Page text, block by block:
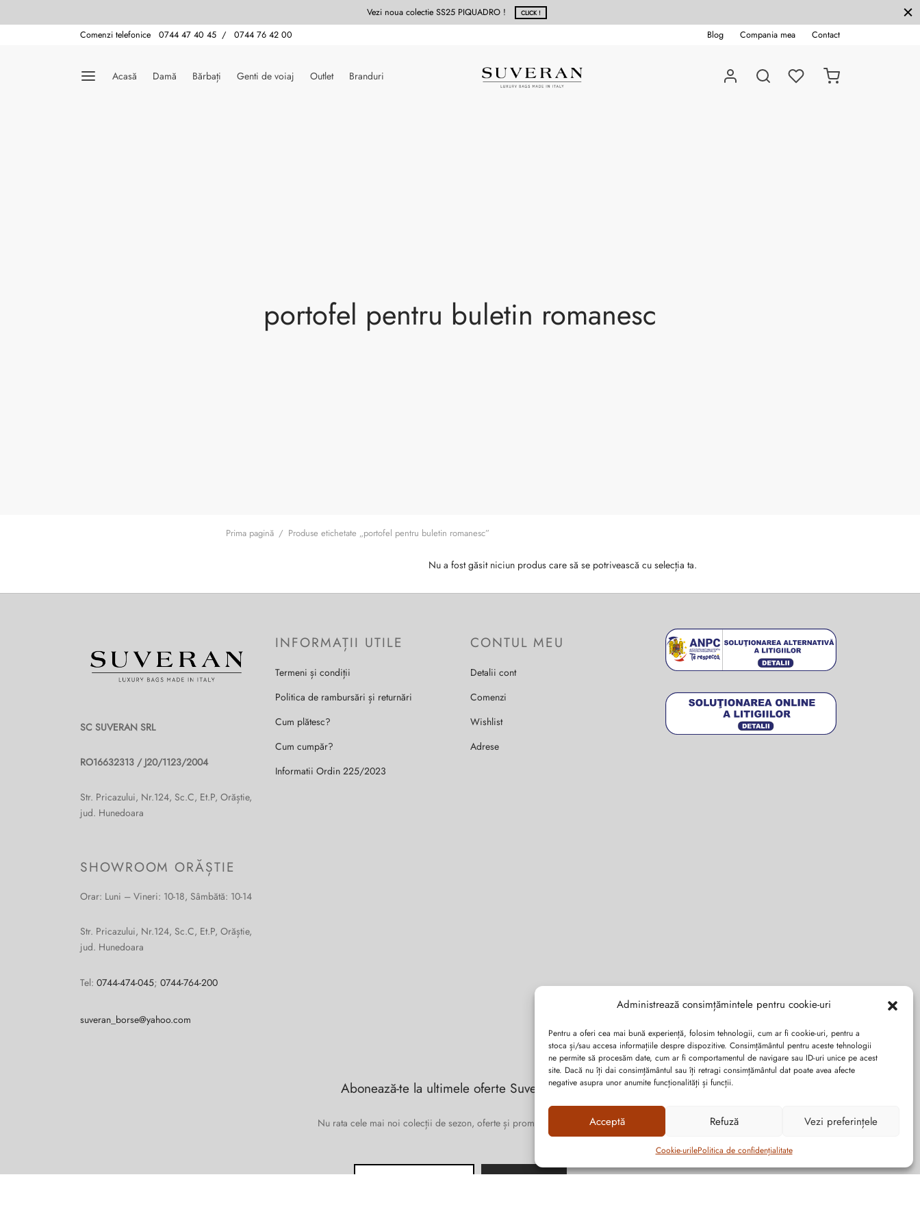
Administrează consimțămintele pentru cookie-uri
Pentru a oferi cea mai bună experiență, folosim tehnologii, cum ar fi cookie-uri, pentru a
stoca și/sau accesa informațiile despre dispozitive. Consimțământul pentru aceste tehnologii
ne permite să procesăm date, cum ar fi comportamentul de navigare sau ID-uri unice pe acest
site. Dacă nu îți dai consimțământul sau îți retragi consimțământul dat poate avea afecte
negative asupra unor anumite funcționalități și funcții.
Acceptă Refuză Vezi preferințele
Cookie-urilePolitica de confidențialitate
Vezi noua colectie SS25 PIQUADRO ! CLICK !
Comenzi telefonice 0744 47 40 45 / 0744 76 42 00 Blog Compania mea Contact
Acasă Damă Bărbați Genti de voiaj Outlet Branduri
portofel pentru buletin romanesc
Prima pagină / Produse etichetate „portofel pentru buletin romanesc”
Nu a fost găsit niciun produs care să se potrivească cu selecția ta.
SC SUVERAN SRL
RO16632313 / J20/1123/2004
Str. Pricazului, Nr.124, Sc.C, Et.P, Orăștie,
jud. Hunedoara
SHOWROOM ORĂȘTIE
Orar: Luni – Vineri: 10-18, Sâmbătă: 10-14
Str. Pricazului, Nr.124, Sc.C, Et.P, Orăștie,
jud. Hunedoara
Tel: 0744-474-045; 0744-764-200
suveran_borse@yahoo.com
INFORMAȚII UTILE
Termeni și condiții
Politica de rambursări și returnări
Cum plătesc?
Cum cumpăr?
Informatii Ordin 225/2023
CONTUL MEU
Detalii cont
Comenzi
Wishlist
Adrese
Abonează-te la ultimele oferte Suveran SRL
Nu rata cele mai noi colecții de sezon, oferte și promoții de nerefuzat.